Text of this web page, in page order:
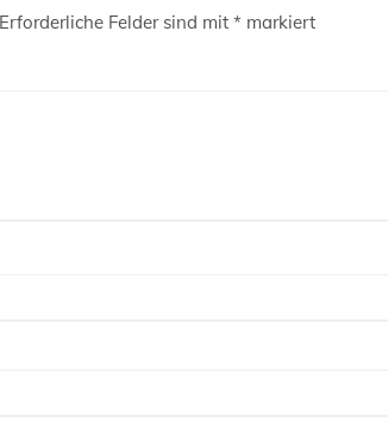
Erforderliche Felder sind mit * markiert